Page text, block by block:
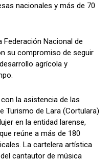
nacionales y más de 70
Federación Nacional de
su compromiso de seguir
agrícola y
la asistencia de las
Turismo de Lara (Cortulara)
en la entidad larense,
reúne a más de 180
La cartelera artística
cantautor de música